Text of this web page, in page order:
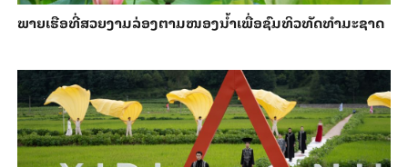
ພາຍ​ເຮືອທີ່​ສວຍ​ງາມ​ລ່ອງ​ຕາມ​​ໜອງນ້ຳ​​ເພື່ອ​ຊົມ​ທິວ​ທັດ​ທຳ​ມະ​ຊາດ